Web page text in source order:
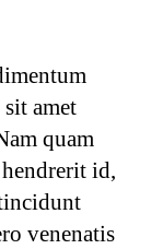
amet
quam
id,
venenatis